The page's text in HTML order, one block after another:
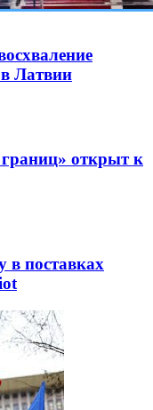
Латвии
открыт к
в поставках